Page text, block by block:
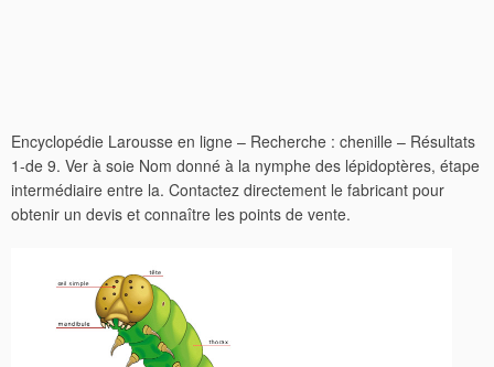
Encyclopédie Larousse en ligne – Recherche : chenille – Résultats
1-de 9. Ver à soie Nom donné à la nymphe des lépidoptères, étape
intermédiaire entre la. Contactez directement le fabricant pour
obtenir un devis et connaître les points de vente.